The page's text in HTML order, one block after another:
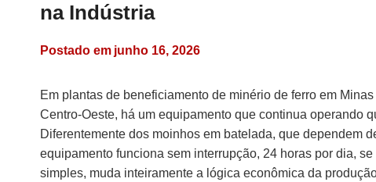
na Indústria
Postado em junho 16, 2026
Em plantas de beneficiamento de minério de ferro em
Centro-Oeste, há um equipamento que continua operando
Diferentemente dos moinhos em batelada, que dependem
equipamento funciona sem interrupção, 24 horas por dia,
simples, muda inteiramente a lógica econômica da